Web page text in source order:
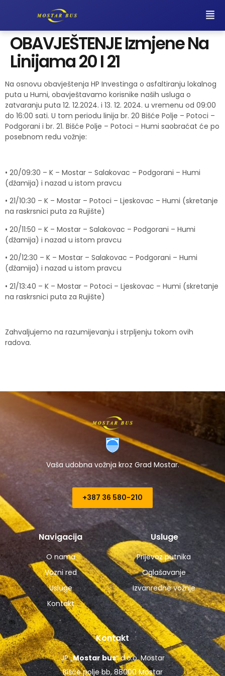
OBAVJEŠTENJE Izmjene Na
Linijama 20 I 21
Na osnovu obavještenja HP ​​Investinga o asfaltiranju lokalnog
puta u Humi, obavještavamo korisnike naših usluga o
zatvaranju puta 12. 12.2024. i 13. 12. 2024. u vremenu od 09:00
do 16:00 sati. U tom periodu linija br. 20 Bišće Polje – Potoci –
Podgorani i br. 21. Bišće Polje – Potoci – Humi saobraćat će po
posebnom redu vožnje:
• 20/09:30 – K – Mostar – Salakovac – Podgorani – Humi
(džamija) i nazad u istom pravcu
• 21/10:30 – K – Mostar – Potoci – Ljeskovac – Humi (skretanje
na raskrsnici puta za Rujište)
• 20/11:50 – K – Mostar – Salakovac – Podgorani – Humi
(džamija) i nazad u istom pravcu
• 20/12:30 – K – Mostar – Salakovac – Podgorani – Humi
(džamija) i nazad u istom pravcu
• 21/13:40 – K – Mostar – Potoci – Ljeskovac – Humi (skretanje
na raskrsnici puta za Rujište)
Zahvaljujemo na razumijevanju i strpljenju tokom ovih
radova.
Vaša udobna vožnja kroz Grad Mostar.
+387 36 580-210​
Navigacija
O nama
Vozni red
Usluge
Kontakt
Usluge
Prijevoz putnika
Oglašavanje
Izvanredne vožnje
Kontakt
JP „Mostar bus“ d.o.o. Mostar
Bišće polje bb, 88000 Mostar